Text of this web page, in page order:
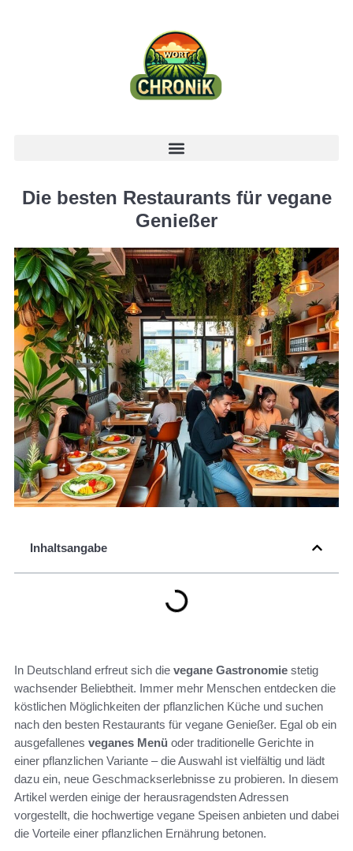
Die besten Restaurants für vegane
Genießer
Inhaltsangabe
In Deutschland erfreut sich die vegane Gastronomie stetig
wachsender Beliebtheit. Immer mehr Menschen entdecken die
köstlichen Möglichkeiten der pflanzlichen Küche und suchen
nach den besten Restaurants für vegane Genießer. Egal ob ein
ausgefallenes veganes Menü oder traditionelle Gerichte in
einer pflanzlichen Variante – die Auswahl ist vielfältig und lädt
dazu ein, neue Geschmackserlebnisse zu probieren. In diesem
Artikel werden einige der herausragendsten Adressen
vorgestellt, die hochwertige vegane Speisen anbieten und dabei
die Vorteile einer pflanzlichen Ernährung betonen.